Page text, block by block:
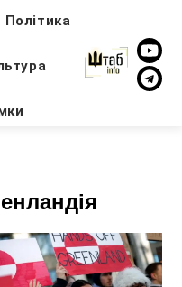
Політика